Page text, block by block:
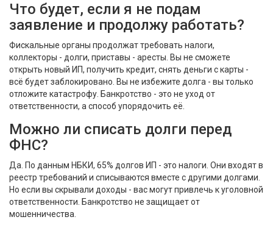
Что будет, если я не подам
заявление и продолжу работать?
Фискальные органы продолжат требовать налоги,
коллекторы - долги, приставы - аресты. Вы не сможете
открыть новый ИП, получить кредит, снять деньги с карты -
всё будет заблокировано. Вы не избежите долга - вы только
отложите катастрофу. Банкротство - это не уход от
ответственности, а способ упорядочить её.
Можно ли списать долги перед
ФНС?
Да. По данным НБКИ, 65% долгов ИП - это налоги. Они входят в
реестр требований и списываются вместе с другими долгами.
Но если вы скрывали доходы - вас могут привлечь к уголовной
ответственности. Банкротство не защищает от
мошенничества.